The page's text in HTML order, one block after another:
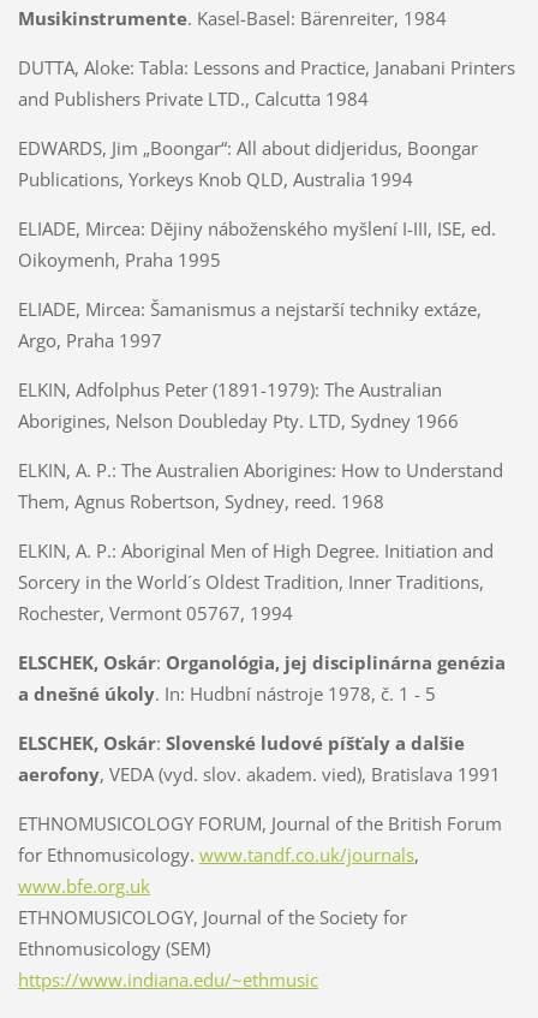
Musikinstrumente. Kasel-Basel: Bärenreiter, 1984
DUTTA, Aloke: Tabla: Lessons and Practice, Janabani Printers
and Publishers Private LTD., Calcutta 1984
EDWARDS, Jim „Boongar“: All about didjeridus, Boongar
Publications, Yorkeys Knob QLD, Australia 1994
ELIADE, Mircea: Dějiny náboženského myšlení I-III, ISE, ed.
Oikoymenh, Praha 1995
ELIADE, Mircea: Šamanismus a nejstarší techniky extáze,
Argo, Praha 1997
ELKIN, Adfolphus Peter (1891-1979): The Australian
Aborigines, Nelson Doubleday Pty. LTD, Sydney 1966
ELKIN, A. P.: The Australien Aborigines: How to Understand
Them, Agnus Robertson, Sydney, reed. 1968
ELKIN, A. P.: Aboriginal Men of High Degree. Initiation and
Sorcery in the World´s Oldest Tradition, Inner Traditions,
Rochester, Vermont 05767, 1994
ELSCHEK, Oskár: Organológia, jej disciplinárna genézia
a dnešné úkoly. In: Hudbní nástroje 1978, č. 1 - 5
ELSCHEK, Oskár: Slovenské ludové píšťaly a dalšie
aerofony, VEDA (vyd. slov. akadem. vied), Bratislava 1991
ETHNOMUSICOLOGY FORUM, Journal of the British Forum
for Ethnomusicology. www.tandf.co.uk/journals,
www.bfe.org.uk
ETHNOMUSICOLOGY, Journal of the Society for
Ethnomusicology (SEM)
https://www.indiana.edu/~ethmusic